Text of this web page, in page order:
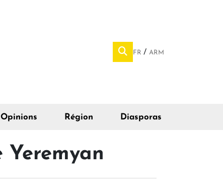
FR ARM
Opinions Région Diasporas